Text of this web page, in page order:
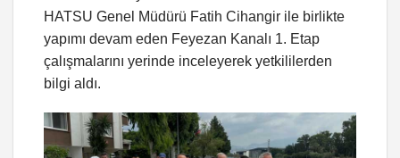
HATSU Genel Müdürü Fatih Cihangir ile birlikte
yapımı devam eden Feyezan Kanalı 1. Etap
çalışmalarını yerinde inceleyerek yetkililerden
bilgi aldı.